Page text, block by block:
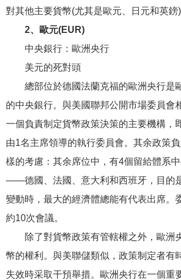
對其他主要貨幣(尤其是歐元、日元和英鎊)
2、歐元(EUR)
中央銀行：歐洲央行
美元的死對頭
總部位於德國法蘭克福的歐洲央行是
的中央銀行。與美國聯邦公開市場委員會
一個負責制定貨幣政策決策的主要機構，
由1名主席領導的執行委員會。其余政策
樣的考慮：其余席位中，有4個留給體系
——德國、法國、意大利和西班牙，目的
變動時，最大的經濟體總能有代表出席。
約10次會議。
除了對貨幣政策有管轄權之外，歐洲
幣的權利。與美聯儲類似，政策制定者有
失效時采取干預舉措。歐洲央行在一個重